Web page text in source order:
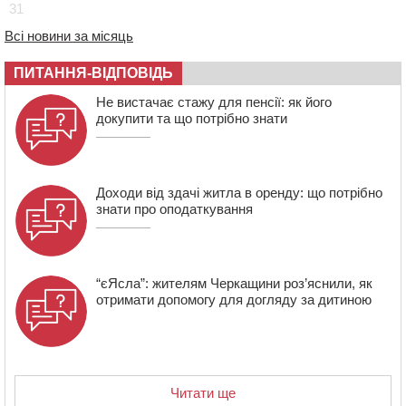
16:40
розмітку біля навчальних закладів (ФОТОФАКТ)
15:39 На честь загиблого захисника і чемпіона світу в
Черкасах відкрили спортивно-реабілітаційний центр
15:05 На Звенигородщині, попри заборону міськради,
проведуть “Ше.Fest”
31
Всі новини за місяць
ПИТАННЯ-ВІДПОВІДЬ
Не вистачає стажу для пенсії: як його
докупити та що потрібно знати
Доходи від здачі житла в оренду: що потрібно
знати про оподаткування
“єЯсла”: жителям Черкащини роз’яснили, як
отримати допомогу для догляду за дитиною
Читати ще